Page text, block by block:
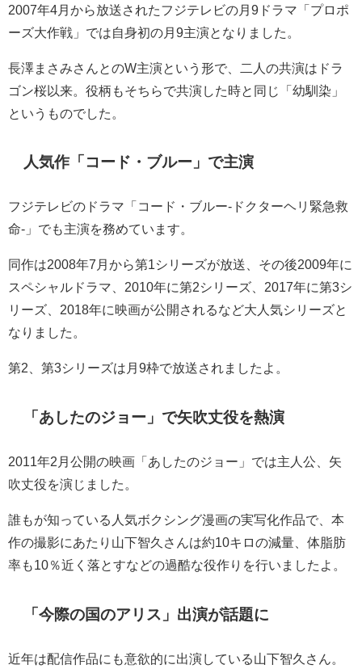
2007年4月から放送されたフジテレビの月9ドラマ「プロポ
ーズ大作戦」では自身初の月9主演となりました。
長澤まさみさんとのW主演という形で、二人の共演はドラ
ゴン桜以来。役柄もそちらで共演した時と同じ「幼馴染」
というものでした。
人気作「コード・ブルー」で主演
フジテレビのドラマ「コード・ブルー-ドクターヘリ緊急救
命-」でも主演を務めています。
同作は2008年7月から第1シリーズが放送、その後2009年に
スペシャルドラマ、2010年に第2シリーズ、2017年に第3シ
リーズ、2018年に映画が公開されるなど大人気シリーズと
なりました。
第2、第3シリーズは月9枠で放送されましたよ。
「あしたのジョー」で矢吹丈役を熱演
2011年2月公開の映画「あしたのジョー」では主人公、矢
吹丈役を演じました。
誰もが知っている人気ボクシング漫画の実写化作品で、本
作の撮影にあたり山下智久さんは約10キロの減量、体脂肪
率も10％近く落とすなどの過酷な役作りを行いましたよ。
「今際の国のアリス」出演が話題に
近年は配信作品にも意欲的に出演している山下智久さん。